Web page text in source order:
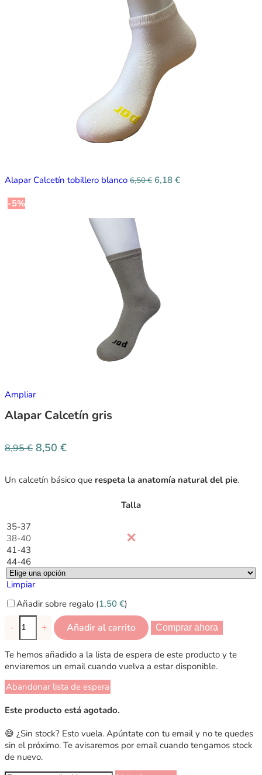
Alapar Calcetín tobillero blanco 6,50€ 6,18 €
-5%
Ampliar
Alapar Calcetín gris
8,95€ 8,50 €
Un calcetín básico que respeta la anatomía natural del pie.
Talla
35-37
38-40
41-43
44-46
Limpiar
Añadir sobre regalo (1,50 €)
- + Añadir al carrito Comprar ahora
Te hemos añadido a la lista de espera de este producto y te
enviaremos un email cuando vuelva a estar disponible.
Abandonar lista de espera
Este producto está agotado.
😅 ¿Sin stock? Esto vuela. Apúntate con tu email y no te quedes
sin el próximo. Te avisaremos por email cuando tengamos stock
de nuevo.